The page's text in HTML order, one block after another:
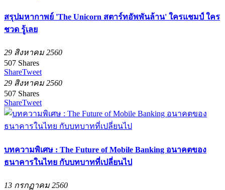
สรุปมหากาพย์ 'The Unicorn สตาร์ทอัพพันล้าน' ใครแชมป์ ใคร
ชวด รู้เลย
29 สิงหาคม 2560
507 Shares
ShareTweet
29 สิงหาคม 2560
507 Shares
ShareTweet
บทความพิเศษ : The Future of Mobile Banking อนาคตของ
ธนาคารในไทย กับบทบาทที่เปลี่ยนไป
13 กรกฏาคม 2560